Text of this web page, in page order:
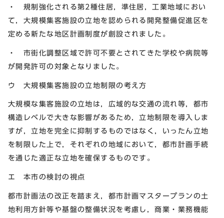
・ 規制強化される第2種住居，準住居，工業地域におい
て，大規模集客施設の立地を認められる開発整備促進区を
定める新たな地区計画制度が創設されました。
・ 市街化調整区域で許可不要とされてきた学校や病院等
が開発許可の対象となりました。
ウ 大規模集客施設の立地制限の考え方
大規模な集客施設の立地は，広域的な交通の流れ等，都市
構造レベルで大きな影響があるため，立地制限を導入しま
すが，立地を完全に抑制するものではなく，いったん立地
を制限した上で，それぞれの地域において，都市計画手続
を通じた適正な立地を確保するものです。
エ 本市の検討の視点
都市計画法の改正を踏まえ，都市計画マスタープランの土
地利用方針等や基盤の整備状況を考慮し，商業・業務機能